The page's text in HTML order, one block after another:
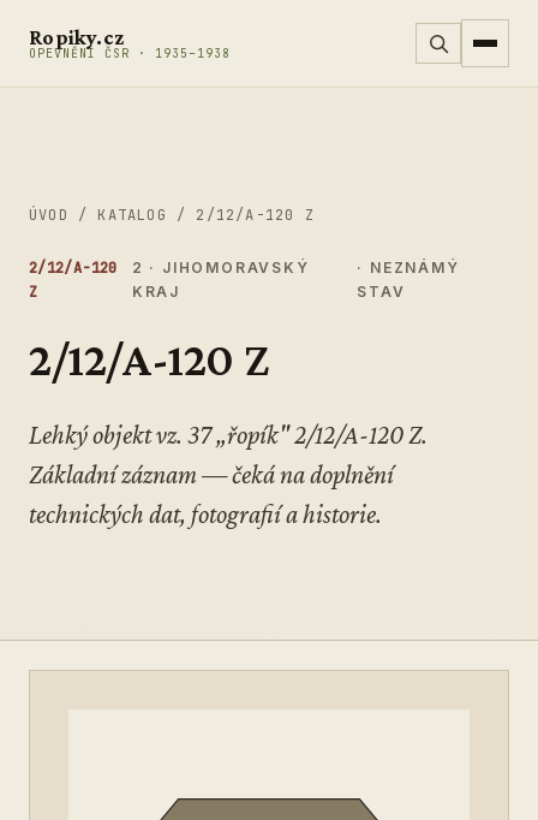
Ropiky.cz
OPEVNĚNÍ ČSR · 1935–1938
ÚVOD / KATALOG / 2/12/A-120 Z
2/12/A-120
Z
2 · JIHOMORAVSKÝ
KRAJ
· NEZNÁMÝ
STAV
2/12/A-120 Z
Lehký objekt vz. 37 „řopík" 2/12/A-120 Z.
Základní záznam — čeká na doplnění
technických dat, fotografií a historie.